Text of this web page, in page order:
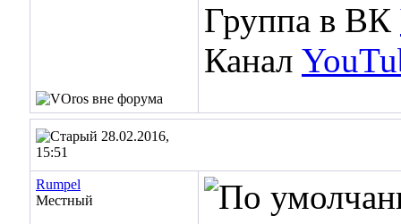
Группа в ВК
Канал
28.02.2016,
15:51
Rumpel
Местный